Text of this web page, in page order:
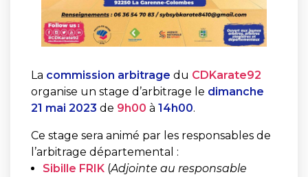
La commission arbitrage du CDKarate92
organise un stage d’arbitrage le dimanche
21 mai 2023 de 9h00 à 14h00.
Ce stage sera animé par les responsables de
l’arbitrage départemental :
Sibille FRIK(Adjointe au responsable